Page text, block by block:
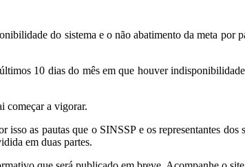
do sistema e o não abatimento da meta por
10 dias do mês em que houver
começar a vigorar.
as pautas que o SINSSP e os representantes
em duas partes.